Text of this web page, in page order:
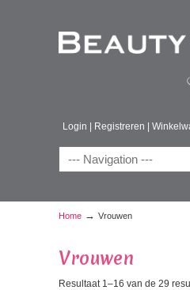
Login Registreren
Home → Vrouwen
Vrouwen
Resultaat 1–16 van de 29